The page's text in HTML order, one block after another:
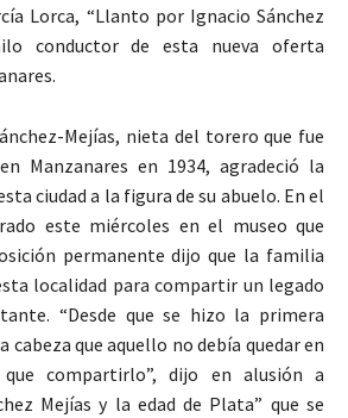
Lorca, “Llanto por Ignacio Sánchez
conductor de esta nueva oferta
Mejías, nieta del torero que fue
Manzanares en 1934, agradeció la
ciudad a la figura de su abuelo. En el
este miércoles en el museo que
permanente dijo que la familia
localidad para compartir un legado
“Desde que se hizo la primera
cabeza que aquello no debía quedar en
compartirlo”, dijo en alusión a
Mejías y la edad de Plata” que se